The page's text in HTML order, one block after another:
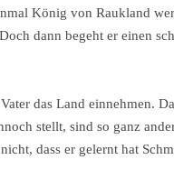
König von Raukland
dann begeht er einen
das Land einnehmen.
stellt, sind so ganz
dass er gelernt hat